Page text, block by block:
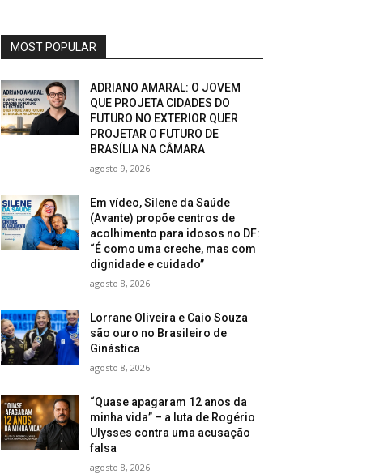
MOST POPULAR
ADRIANO AMARAL: O JOVEM
QUE PROJETA CIDADES DO
FUTURO NO EXTERIOR QUER
PROJETAR O FUTURO DE
BRASÍLIA NA CÂMARA
agosto 9, 2026
Em vídeo, Silene da Saúde
(Avante) propõe centros de
acolhimento para idosos no DF:
“É como uma creche, mas com
dignidade e cuidado”
agosto 8, 2026
Lorrane Oliveira e Caio Souza
são ouro no Brasileiro de
Ginástica
agosto 8, 2026
“Quase apagaram 12 anos da
minha vida” – a luta de Rogério
Ulysses contra uma acusação
falsa
agosto 8, 2026